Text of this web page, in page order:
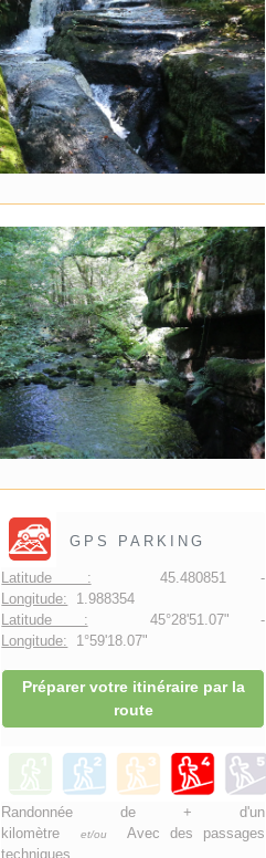
GPS PARKING
Latitude : 45.480851 -
Longitude: 1.988354
Latitude : 45°28'51.07" -
Longitude: 1°59'18.07"
Préparer votre itinéraire par la
route
Randonnée de + d'un
kilomètre
et/ouAvec des passages
techniques